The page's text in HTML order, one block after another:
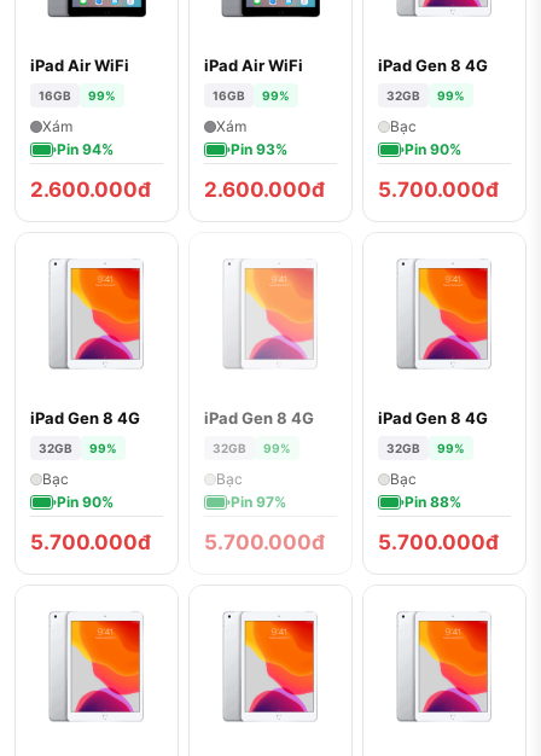
iPad Air WiFi
16GB 99%
Xám
Pin 94%
2.600.000đ
iPad Air WiFi
16GB 99%
Xám
Pin 93%
2.600.000đ
iPad Gen 8 4G
32GB 99%
Bạc
Pin 90%
5.700.000đ
iPad Gen 8 4G
32GB 99%
Bạc
Pin 90%
5.700.000đ
ĐÃ BÁN
iPad Gen 8 4G
32GB 99%
Bạc
Pin 97%
5.700.000đ
iPad Gen 8 4G
32GB 99%
Bạc
Pin 88%
5.700.000đ